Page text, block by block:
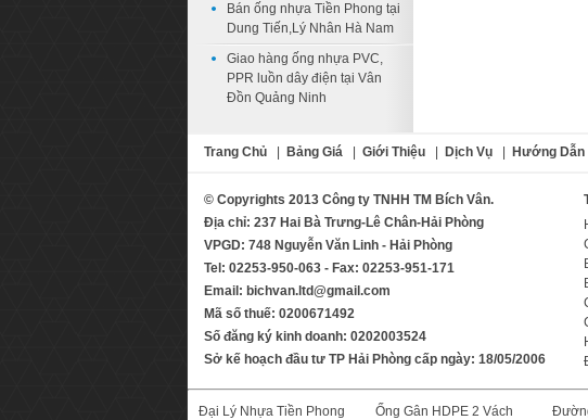
Bán ống nhựa Tiền Phong tại
Dung Tiến,Lý Nhân Hà Nam
Giao hàng ống nhựa PVC,
PPR luồn dây điện tại Vân
Đồn Quảng Ninh
Trang Chủ Bảng Giá Giới Thiệu Dịch Vụ Hướng Dẫn
© Copyrights 2013 Công ty TNHH TM Bích Vân.
Địa chỉ: 237 Hai Bà Trưng-Lê Chân-Hải Phòng
VPGD: 748 Nguyễn Văn Linh - Hải Phòng
Tel: 02253-950-063 - Fax: 02253-951-171
Email: bichvan.ltd@gmail.com
Mã số thuế: 0200671492
Số đăng ký kinh doanh: 0202003524
Sở kế hoạch đầu tư TP Hải Phòng cấp ngày: 18/05/2006
Đại Lý Nhựa Tiền Phong Ống Gân HDPE 2 Vách